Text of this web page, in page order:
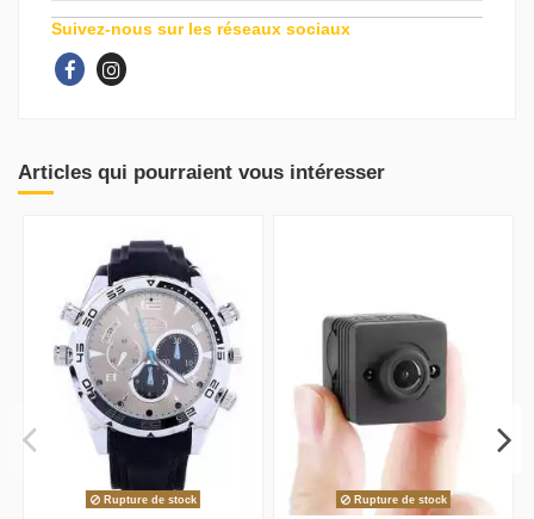
Suivez-nous sur les réseaux sociaux
Articles qui pourraient vous intéresser
Rupture de stock Rupture de stock